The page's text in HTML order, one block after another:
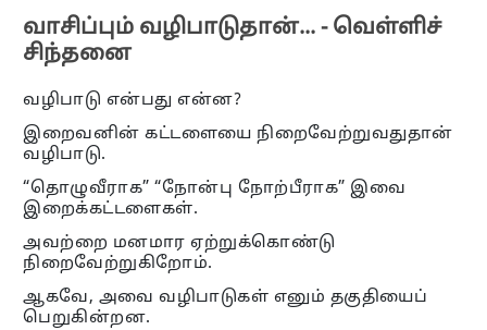
வாசிப்பும் வழிபாடுதான்... - வெள்ளிச்
சிந்தனை
வழிபாடு என்பது என்ன?
இறைவனின் கட்டளையை நிறைவேற்றுவதுதான்
வழிபாடு.
“தொழுவீராக” “நோன்பு நோற்பீராக” இவை
இறைக்கட்டளைகள்.
அவற்றை மனமார ஏற்றுக்கொண்டு
நிறைவேற்றுகிறோம்.
ஆகவே, அவை வழிபாடுகள் எனும் தகுதியைப்
பெறுகின்றன.